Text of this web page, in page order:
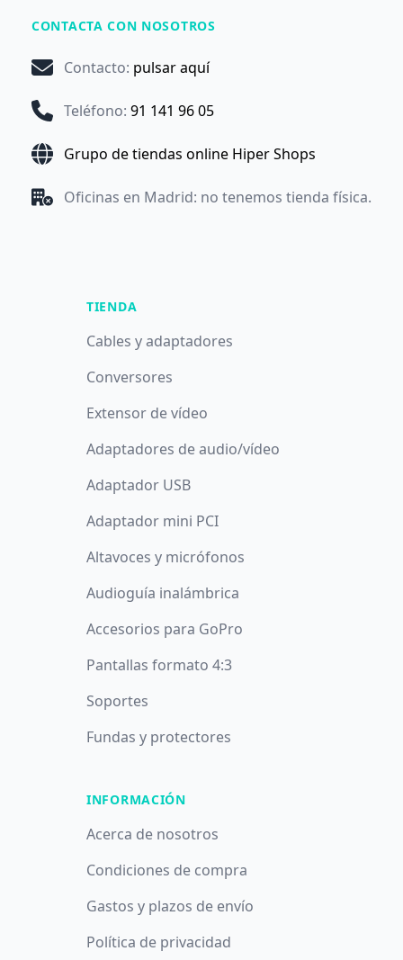
CONTACTA CON NOSOTROS
Contacto: pulsar aquí
Teléfono: 91 141 96 05
Grupo de tiendas online Hiper Shops
Oficinas en Madrid: no tenemos tienda física.
TIENDA
Cables y adaptadores
Conversores
Extensor de vídeo
Adaptadores de audio/vídeo
Adaptador USB
Adaptador mini PCI
Altavoces y micrófonos
Audioguía inalámbrica
Accesorios para GoPro
Pantallas formato 4:3
Soportes
Fundas y protectores
INFORMACIÓN
Acerca de nosotros
Condiciones de compra
Gastos y plazos de envío
Política de privacidad